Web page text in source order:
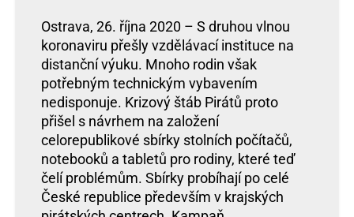
Ostrava, 26. října 2020 – S druhou vlnou
koronaviru přešly vzdělávací instituce na
distanční výuku. Mnoho rodin však
potřebným technickým vybavením
nedisponuje. Krizový štáb Pirátů proto
přišel s návrhem na založení
celorepublikové sbírky stolních počítačů,
notebooků a tabletů pro rodiny, které teď
čelí problémům. Sbírky probíhají po celé
České republice především v krajských